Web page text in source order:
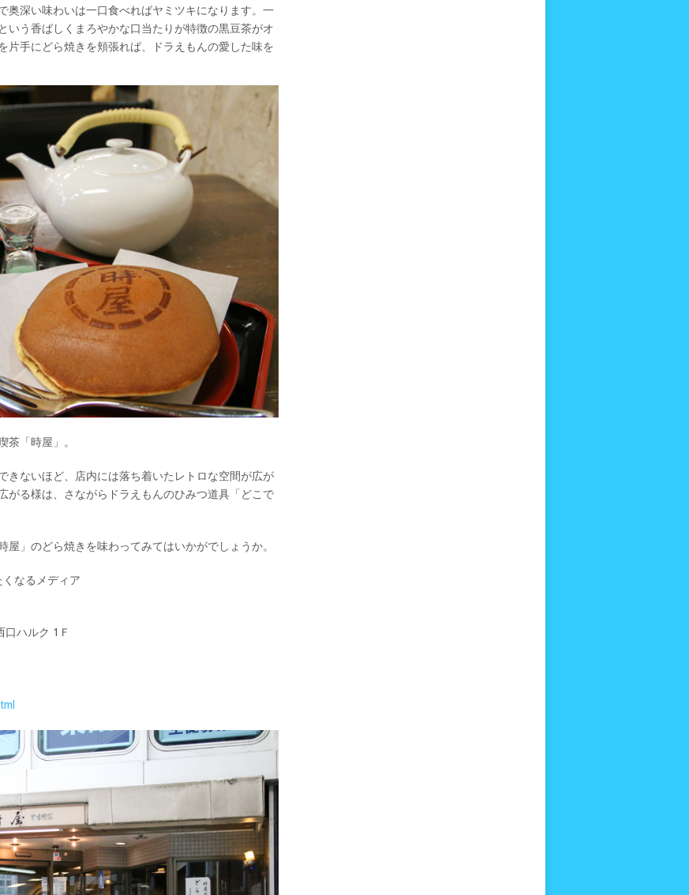
奥深い味わいは一口食べればヤミツキになります。一
いう香ばしくまろやかな口当たりが特徴の黒豆茶がオ
片手にどら焼きを頬張れば、ドラえもんの愛した味を
茶「時屋」。
きないほど、店内には落ち着いたレトロな空間が広が
がる様は、さながらドラえもんのひみつ道具「どこで
」のどら焼きを味わってみてはいかがでしょうか。
なるメディア
ハルク 1Ｆ